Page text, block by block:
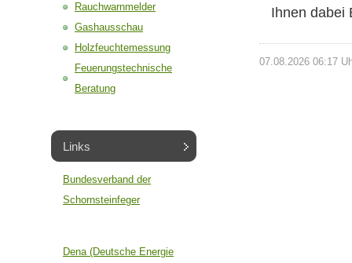
Ihnen dabei
07.08.2026 06:17
Rauchwarnmelder
Gashausschau
Holzfeuchtemessung
Feuerungstechnische
Beratung
Links
Bundesverband der
Schornsteinfeger
Dena (Deutsche Energie